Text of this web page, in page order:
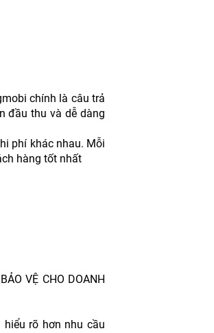
chính là câu trả
đầu thu và dễ dàng
phí khác nhau. Mỗi
hàng tốt nhất
VỆ CHO DOANH
hiểu rõ hơn nhu cầu